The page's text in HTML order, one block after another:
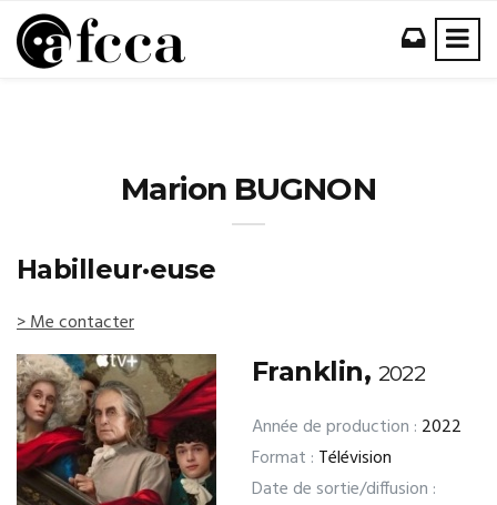
Marion BUGNON
Habilleur·euse
> Me contacter
Franklin, 2022
Année de production : 2022
Format : Télévision
Date de sortie/diffusion :